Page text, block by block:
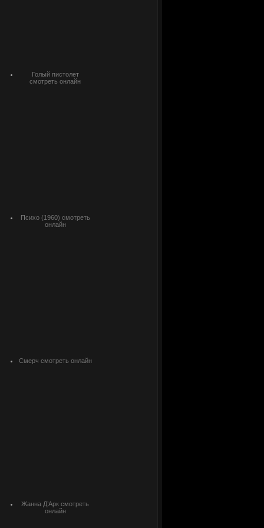
Голый пистолет
смотреть онлайн
Психо (1960) смотреть
онлайн
Смерч смотреть онлайн
Жанна Д’Арк смотреть
онлайн